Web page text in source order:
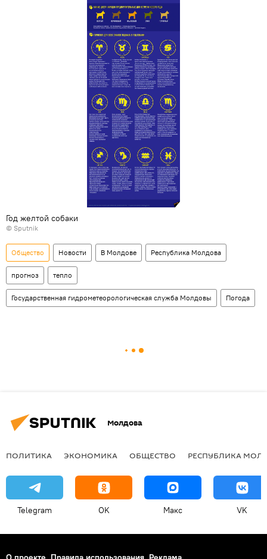
Год желтой собаки
© Sputnik
Общество Новости В Молдове Республика Молдова
прогноз тепло
Государственная гидрометеорологическая служба Молдовы Погода
Молдова
ПОЛИТИКА ЭКОНОМИКА ОБЩЕСТВО РЕСПУБЛИКА
Telegram OK Макс VK